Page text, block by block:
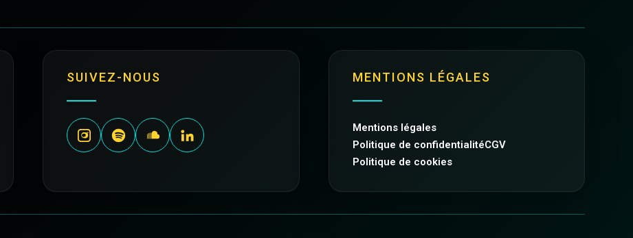
SUIVEZ-NOUS MENTIONS LÉGALES
Mentions légales
Politique de confidentialitéCGV
Politique de cookies